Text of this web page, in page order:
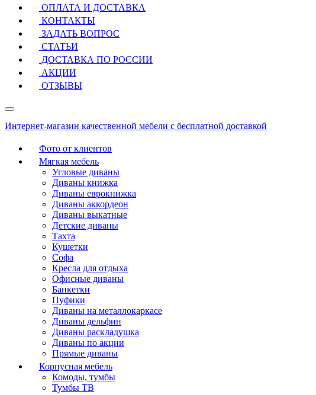
ОПЛАТА И ДОСТАВКА
КОНТАКТЫ
ЗАДАТЬ ВОПРОС
СТАТЬИ
ДОСТАВКА ПО РОССИИ
АКЦИИ
ОТЗЫВЫ
Интернет-магазин качественной мебели с бесплатной доставкой
Фото от клиентов
Мягкая мебель
Угловые диваны
Диваны книжка
Диваны еврокнижка
Диваны аккордеон
Диваны выкатные
Детские диваны
Тахта
Кушетки
Софа
Кресла для отдыха
Офисные диваны
Банкетки
Пуфики
Диваны на металлокаркасе
Диваны дельфин
Диваны раскладушка
Диваны по акции
Прямые диваны
Корпусная мебель
Комоды, тумбы
Тумбы ТВ